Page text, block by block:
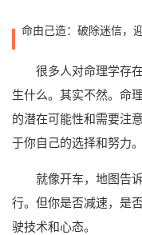
命由己造：破除迷信，
很多人对命理学存
生什么。其实不然。命
的潜在可能性和需要注
于你自己的选择和努力。
就像开车，地图告
行。但你是否减速，是
驶技术和心态。